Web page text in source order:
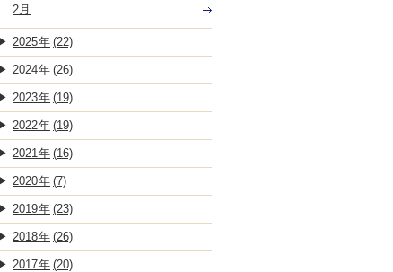
2月
2025 (22)
2024 (26)
2023 (19)
2022 (19)
2021 (16)
2020 (7)
2019 (23)
2018 (26)
2017 (20)